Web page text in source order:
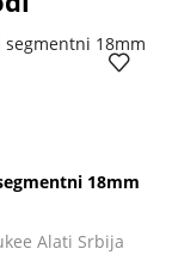
18mm
Alati Srbija